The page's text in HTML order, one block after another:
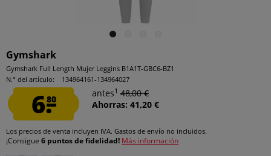
Gymshark
Gymshark Full Length Mujer Leggins B1A1T-GBC6-BZ1
N.° del artículo:
134964161-134964027
6.80
antes1 48,00 €
Ahorras: 41,20 €
Los precios de venta incluyen IVA. Gastos de envío no incluidos.
¡Consigue 6 puntos de fidelidad! Más información